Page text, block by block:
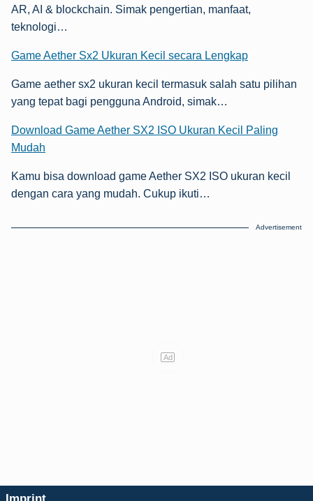
AR, AI & blockchain. Simak pengertian, manfaat,
teknologi…
Game Aether Sx2 Ukuran Kecil secara Lengkap
Game aether sx2 ukuran kecil termasuk salah satu pilihan
yang tepat bagi pengguna Android, simak…
Download Game Aether SX2 ISO Ukuran Kecil Paling
Mudah
Kamu bisa download game Aether SX2 ISO ukuran kecil
dengan cara yang mudah. Cukup ikuti…
Advertisement
Ad